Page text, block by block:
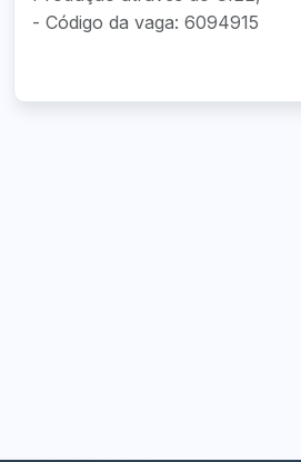
- Código da vaga: 6094915